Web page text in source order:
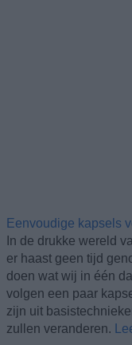
Eenvoudige kapsels
In de drukke wereld
er haast geen tijd
doen wat wij in één
volgen een paar
zijn uit
zullen veranderen.